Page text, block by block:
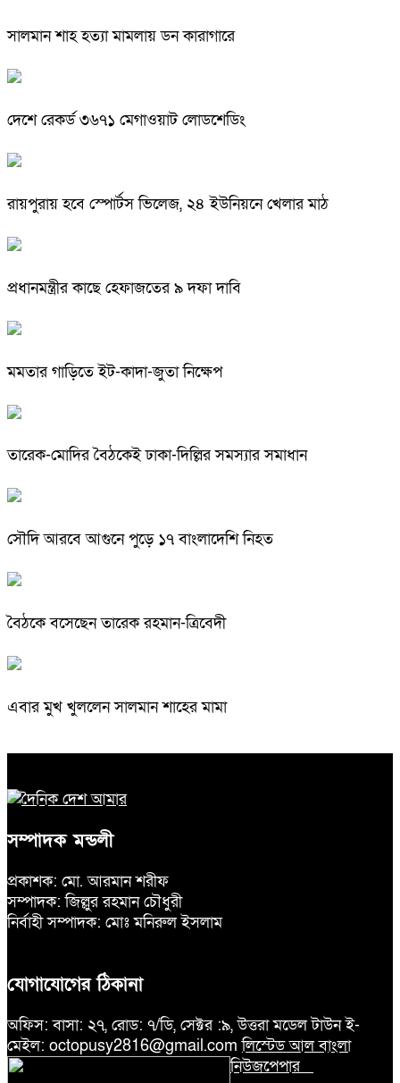
সালমান শাহ হত্যা মামলায় ডন কারাগারে
দেশে রেকর্ড ৩৬৭১ মেগাওয়াট লোডশেডিং
রায়পুরায় হবে স্পোর্টস ভিলেজ, ২৪ ইউনিয়নে খেলার মাঠ
প্রধানমন্ত্রীর কাছে হেফাজতের ৯ দফা দাবি
মমতার গাড়িতে ইট-কাদা-জুতা নিক্ষেপ
তারেক-মোদির বৈঠকেই ঢাকা-দিল্লির সমস্যার সমাধান
সৌদি আরবে আগুনে পুড়ে ১৭ বাংলাদেশি নিহত
বৈঠকে বসেছেন তারেক রহমান-ত্রিবেদী
এবার মুখ খুললেন সালমান শাহের মামা
সম্পাদক মন্ডলী
প্রকাশক: মো. আরমান শরীফ
সম্পাদক: জিল্লুর রহমান চৌধুরী
নির্বাহী সম্পাদক: মোঃ মনিরুল ইসলাম
যোগাযোগের ঠিকানা
অফিস: বাসা: ২৭, রোড: ৭/ডি, সেক্টর :৯, উত্তরা মডেল টাউন ই-
মেইল: octopusy2816@gmail.comলিস্টেড আল বাংলা
নিউজপেপার